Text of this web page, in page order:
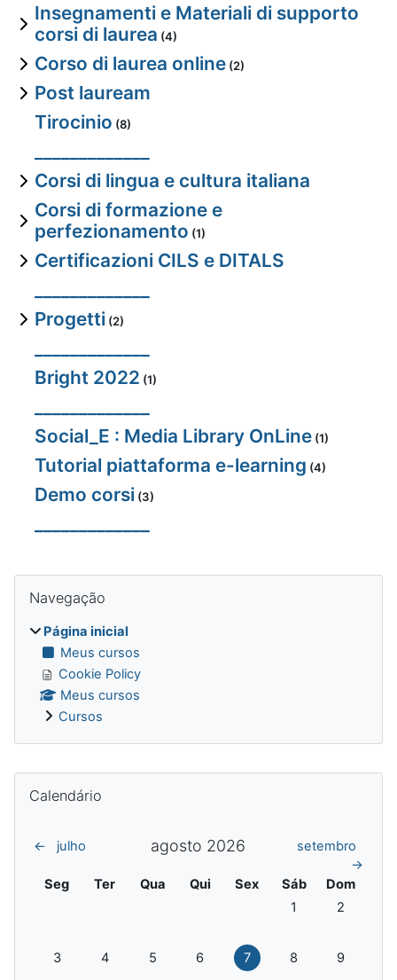
Insegnamenti e Materiali di supporto
corsi di laurea (4)
Corso di laurea online (2)
Post lauream
Tirocinio (8)
Corsi di lingua e cultura italiana
Corsi di formazione e
perfezionamento (1)
Certificazioni CILS e DITALS
Progetti (2)
Bright 2022 (1)
Social_E : Media Library OnLine (1)
Tutorial piattaforma e-learning (4)
Demo corsi (3)
Blocos
Navegação
Página inicial
Meus cursos
Cookie Policy
Meus cursos
Cursos
Blocos suplementares
Calendário
← julho agosto 2026
setembro
→
Segunda-feira
Seg Terça-feira
Ter Quarta-feira
Qua Quinta-feira
Qui Sexta-feira
Sex Sábado
Sáb Domingo
Dom
Sem eventos,
1 Sem
2
Sem eventos, segunda-feira, 3 agosto
3 Sem eventos, terça-feira, 4 agosto
4 Sem eventos, quarta-feira, 5 agosto
5 Sem eventos, quinta-feira, 6
6 Sem eventos, sexta-feira,
7 Sem eventos,
8 Sem
9